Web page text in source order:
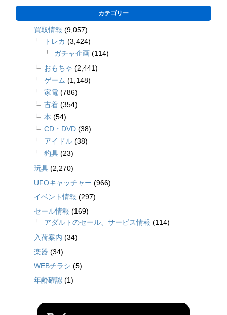
カテゴリー
買取情報 (9,057)
トレカ (3,424)
ガチャ企画 (114)
おもちゃ (2,441)
ゲーム (1,148)
家電 (786)
古着 (354)
本 (54)
CD・DVD (38)
アイドル (38)
釣具 (23)
玩具 (2,270)
UFOキャッチャー (966)
イベント情報 (297)
セール情報 (169)
アダルトのセール、サービス情報 (114)
入荷案内 (34)
楽器 (34)
WEBチラシ (5)
年齢確認 (1)